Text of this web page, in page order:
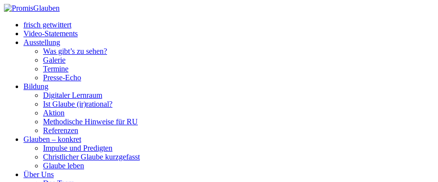
frisch getwittert
Video-Statements
Ausstellung
Was gibt’s zu sehen?
Galerie
Termine
Presse-Echo
Bildung
Digitaler Lernraum
Ist Glaube (ir)rational?
Aktion
Methodische Hinweise für RU
Referenzen
Glauben – konkret
Impulse und Predigten
Christlicher Glaube kurzgefasst
Glaube leben
Über Uns